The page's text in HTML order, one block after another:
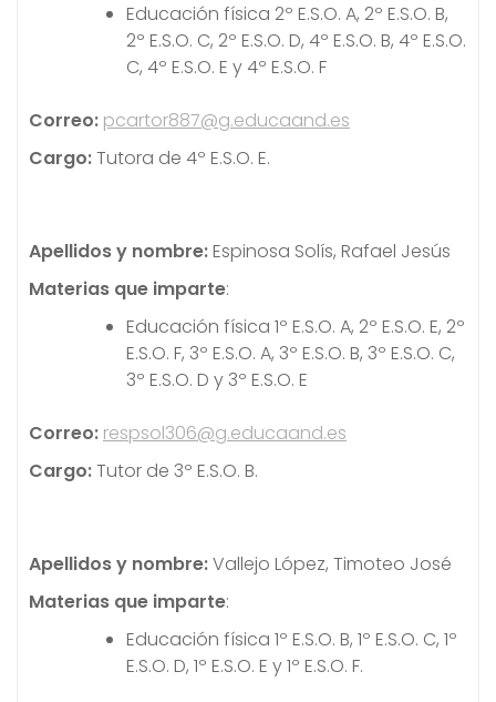
Educación física 2º E.S.O. A, 2º E.S.O. B,
2º E.S.O. C, 2º E.S.O. D, 4º E.S.O. B, 4º E.S.O.
C, 4º E.S.O. E y 4º E.S.O. F
Correo: pcartor887@g.educaand.es
Cargo:Tutora de 4º E.S.O. E.
Apellidosy nombre:Espinosa Solís, Rafael Jesús
Materias que imparte:
Educación física 1º E.S.O. A, 2º E.S.O. E, 2º
E.S.O. F, 3º E.S.O. A, 3º E.S.O. B, 3º E.S.O. C,
3º E.S.O. D y 3º E.S.O. E
Correo: respsol306@g.educaand.es
Cargo:Tutor de 3º E.S.O. B.
Apellidos y nombre:Vallejo López, Timoteo José
Materias que imparte:
Educación física 1º E.S.O. B, 1º E.S.O. C, 1º
E.S.O. D, 1º E.S.O. E y 1º E.S.O. F.